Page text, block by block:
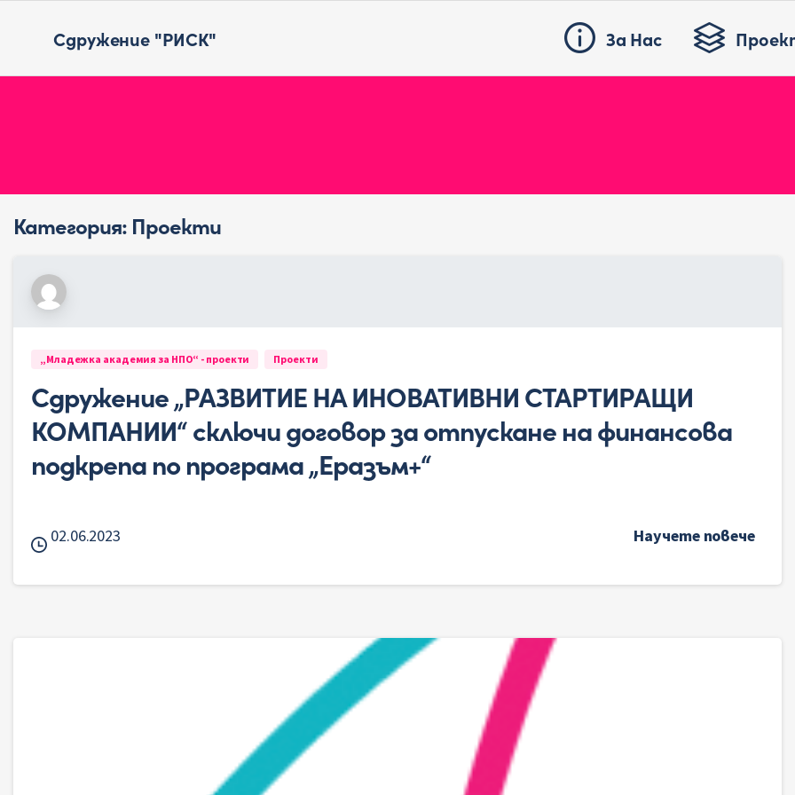
Сдружение "РИСК" За Нас
Категория: Проекти
„Младежка академия за НПО“ - проекти Проекти
Сдружение „РАЗВИТИЕ НА ИНОВАТИВНИ СТАРТИРАЩИ
КОМПАНИИ“ сключи договор за отпускане на финансова
подкрепа по програма „Еразъм+“
02.06.2023 Научете повече